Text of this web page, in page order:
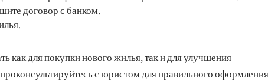
договор с банком.
как для покупки нового жилья, так и для улучшения
с юристом для правильного оформления